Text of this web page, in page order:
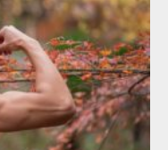
細マッチョ) 上腕三頭